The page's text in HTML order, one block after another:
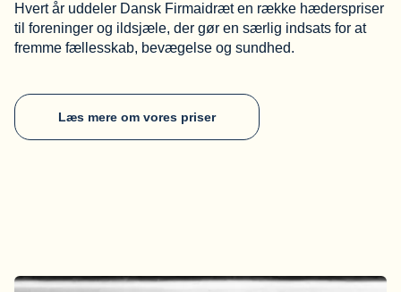
Hvert år uddeler Dansk Firmaidræt en række hæderspriser
til foreninger og ildsjæle, der gør en særlig indsats for at
fremme fællesskab, bevægelse og sundhed.
Læs mere om vores priser